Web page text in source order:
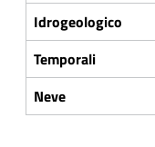
Idrogeologico
Temporali
Neve